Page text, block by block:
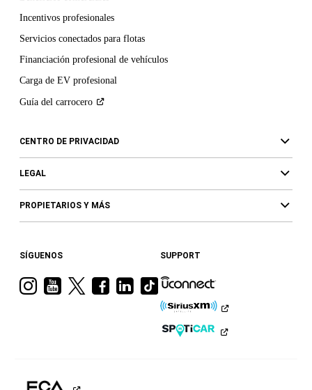
Incentivos profesionales
Servicios conectados para flotas
Financiación profesional de vehículos
Carga de EV profesional
Guía del carrocero
CENTRO DE PRIVACIDAD
LEGAL
PROPIETARIOS Y MÁS
SÍGUENOS
VisitaVisitaVisitaVisitaVisita
Ram
Visita
a
Ram
en
SUPPORT